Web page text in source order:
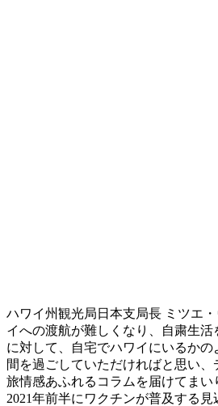
ハワイ州観光局日本支局長 ミツエ
イへの渡航が難しくなり、自粛生
に対して、自宅でハワイにいるか
間を過ごしていただければと思い
旅情感あふれるコラムを届けてまい
2021年前半にワクチンが普及する